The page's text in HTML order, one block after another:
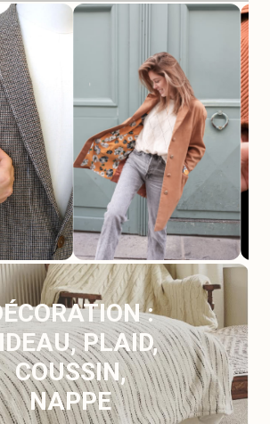
:
PLAID,
COUSSIN,
NAPPE